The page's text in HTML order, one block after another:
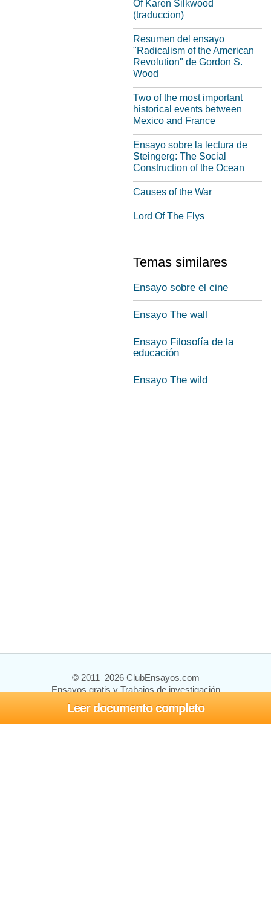
Leer documento completo
Of Karen Silkwood
(traduccion)
Resumen del ensayo
"Radicalism of the American
Revolution" de Gordon S.
Wood
Two of the most important
historical events between
Mexico and France
Ensayo sobre la lectura de
Steingerg: The Social
Construction of the Ocean
Causes of the War
Lord Of The Flys
Temas similares
Ensayo sobre el cine
Ensayo The wall
Ensayo Filosofía de la
educación
Ensayo The wild
© 2011–2026 ClubEnsayos.com
Ensayos gratis y Trabajos de investigación